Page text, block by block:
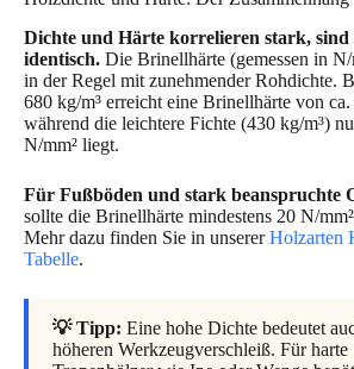
Dichte und Härte korrelieren stark, sind
identisch. Die Brinellhärte (gemessen in N/
in der Regel mit zunehmender Rohdichte.
680 kg/m³ erreicht eine Brinellhärte von
während die leichtere Fichte (430 kg/m³)
N/mm² liegt.
Für Fußböden und stark beanspruchte
sollte die Brinellhärte mindestens 20 N/
Mehr dazu finden Sie in unsererHolzarten
Tabelle.
💡 Tipp: Eine hohe Dichte bedeutet
höheren Werkzeugverschleiß. Für harte